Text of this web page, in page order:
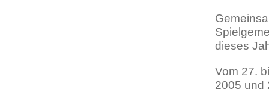
dieses
Vom 27.
2005 und